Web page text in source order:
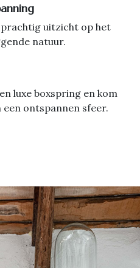
uitzicht op het
natuur.
luxe boxspring en kom
ontspannen sfeer.